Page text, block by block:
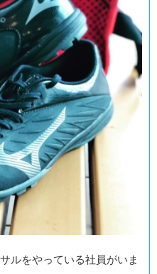
ルをやっている社員がいま